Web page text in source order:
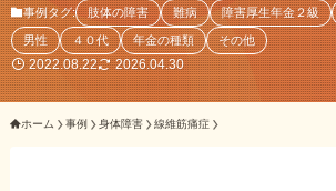
初回相談料0円・受給後報酬型
サポート料金について
県内 No.1 の豊富な知識と経験
事例タグ: 肢体の障害 難病 障害厚生年金２級
男性 ４０代 年金の種類 その他
2022.08.22 2026.04.30
ホーム 事例 身体障害 線維筋痛症